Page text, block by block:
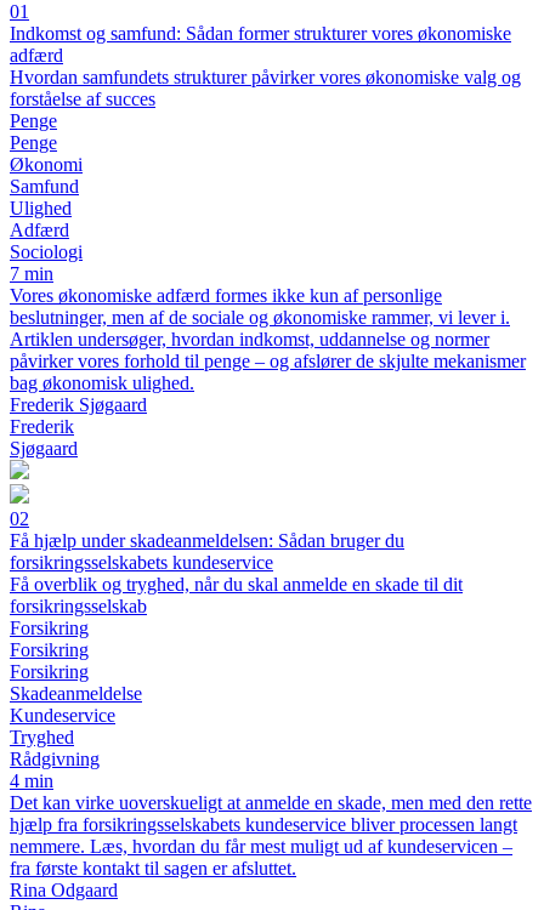
01
Indkomst og samfund: Sådan former strukturer vores økonomiske
adfærd
Hvordan samfundets strukturer påvirker vores økonomiske valg og
forståelse af succes
Penge
Penge
Økonomi
Samfund
Ulighed
Adfærd
Sociologi
7 min
Vores økonomiske adfærd formes ikke kun af personlige
beslutninger, men af de sociale og økonomiske rammer, vi lever i.
Artiklen undersøger, hvordan indkomst, uddannelse og normer
påvirker vores forhold til penge – og afslører de skjulte mekanismer
bag økonomisk ulighed.
Frederik Sjøgaard
Frederik
Sjøgaard
02
Få hjælp under skadeanmeldelsen: Sådan bruger du
forsikringsselskabets kundeservice
Få overblik og tryghed, når du skal anmelde en skade til dit
forsikringsselskab
Forsikring
Forsikring
Forsikring
Skadeanmeldelse
Kundeservice
Tryghed
Rådgivning
4 min
Det kan virke uoverskueligt at anmelde en skade, men med den rette
hjælp fra forsikringsselskabets kundeservice bliver processen langt
nemmere. Læs, hvordan du får mest muligt ud af kundeservicen –
fra første kontakt til sagen er afsluttet.
Rina Odgaard